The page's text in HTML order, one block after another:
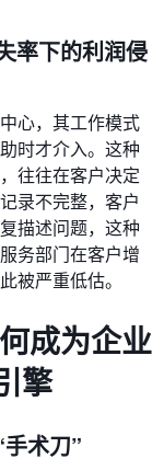
率下的利润侵
心，其工作模式
时才介入。这种
往往在客户决定
录不完整，客户
描述问题，这种
务部门在客户增
被严重低估。
成为企业
擎
术刀”